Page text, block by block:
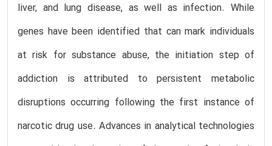
liver, and lung disease, as well as infection. While
genes have been identified that can mark individuals
at risk for substance abuse, the initiation step of
addiction is attributed to persistent metabolic
disruptions occurring following the first instance of
narcotic drug use. Advances in analytical technologies